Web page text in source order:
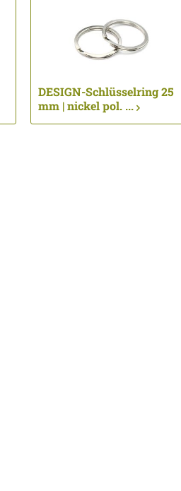
DESIGN-Schlüsselring 25
mm | nickel pol. ...